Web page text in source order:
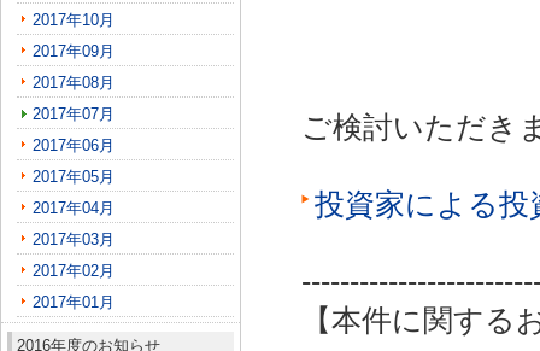
2017年10月
2017年09月
2017年08月
2017年07月
2017年06月
2017年05月
2017年04月
2017年03月
2017年02月
2017年01月
2016年度のお知らせ
ご検討いただき
投資家による
【本件に関する